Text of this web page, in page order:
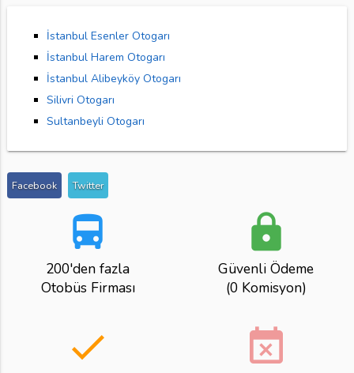
İstanbul Esenler Otogarı
İstanbul Harem Otogarı
İstanbul Alibeyköy Otogarı
Silivri Otogarı
Sultanbeyli Otogarı
Facebook Twitter
directions_bus
200'den fazla
Otobüs Firması
lock
Güvenli Ödeme
(0 Komisyon)
done event_busy